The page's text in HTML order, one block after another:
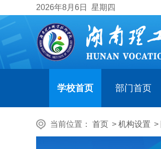
2026年8月6日 星期四
学校首页 部门首页
当前位置： 首页 > 机构设置 >